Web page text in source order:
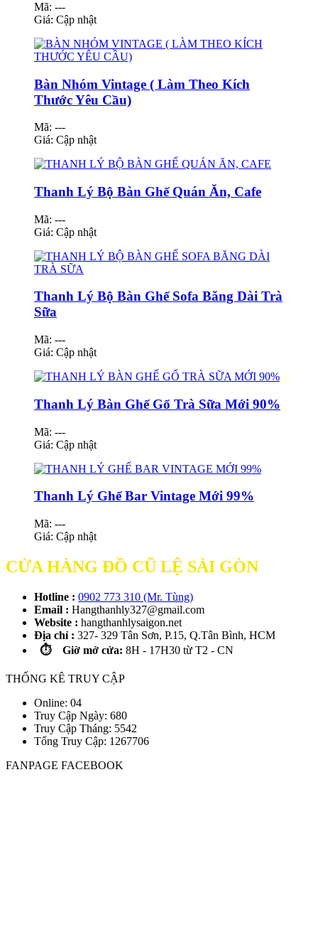
Mã: ---
Giá: Cập nhật
Bàn Nhóm Vintage ( Làm Theo Kích
Thước Yêu Cầu)
Mã: ---
Giá: Cập nhật
Thanh Lý Bộ Bàn Ghế Quán Ăn, Cafe
Mã: ---
Giá: Cập nhật
Thanh Lý Bộ Bàn Ghế Sofa Băng Dài Trà
Sữa
Mã: ---
Giá: Cập nhật
Thanh Lý Bàn Ghế Gổ Trà Sữa Mới 90%
Mã: ---
Giá: Cập nhật
Thanh Lý Ghế Bar Vintage Mới 99%
Mã: ---
Giá: Cập nhật
CỬA HÀNG ĐỒ CŨ LỆ SÀI GÒN
Hotline : 0902 773 310 (Mr. Tùng)
Email : Hangthanhly327@gmail.com
Website : hangthanhlysaigon.net
Địa chỉ : 327- 329 Tân Sơn, P.15, Q.Tân Bình, HCM
⏱️ Giờ mở cửa: 8H - 17H30 từ T2 - CN
THỐNG KÊ TRUY CẬP
Online: 04
Truy Cập Ngày: 680
Truy Cập Tháng: 5542
Tổng Truy Cập: 1 267706
FANPAGE FACEBOOK